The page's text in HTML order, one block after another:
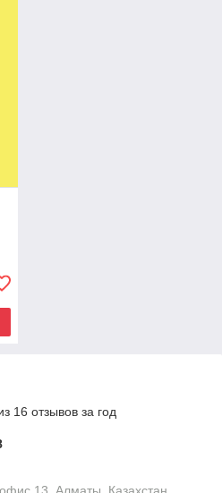
16 отзывов за год